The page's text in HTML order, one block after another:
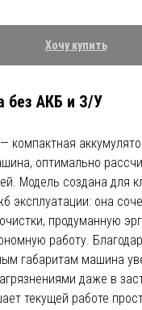
Хочу купить
без АКБ и З/У
компактная
оптимально
Модель создана для
эксплуатации: она
продуманную
работу.
габаритам машина
даже в
текущей работе